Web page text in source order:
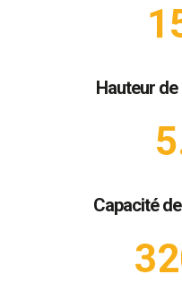
Hauteur
Capacité